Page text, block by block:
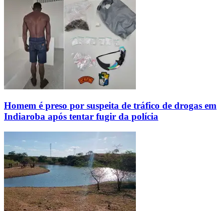
Homem é preso por suspeita de tráfico de drogas em
Indiaroba após tentar fugir da polícia